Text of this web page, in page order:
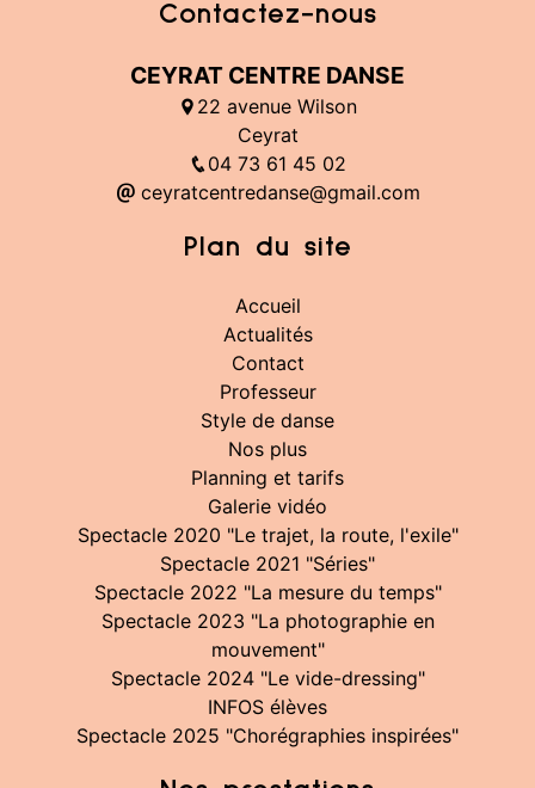
Contactez-nous
CEYRAT CENTRE DANSE
22 avenue Wilson
Ceyrat
04 73 61 45 02
ceyratcentredanse@gmail.com
Plan du site
Accueil
Actualités
Contact
Professeur
Style de danse
Nos plus
Planning et tarifs
Galerie vidéo
Spectacle 2020 "Le trajet, la route, l'exile"
Spectacle 2021 "Séries"
Spectacle 2022 "La mesure du temps"
Spectacle 2023 "La photographie en
mouvement"
Spectacle 2024 "Le vide-dressing"
INFOS élèves
Spectacle 2025 "Chorégraphies inspirées"